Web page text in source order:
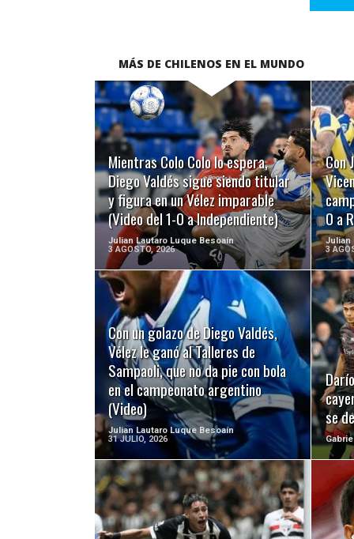
MÁS DE CHILENOS EN EL MUNDO
Mientras Colo Colo lo espera,
Diego Valdés sigue siendo titular
y figura en un Vélez imparable
(Video del 1-0 a Independiente)
Julian Lautaro Luque Besoaín
3 AGOSTO, 2026
LEER MÁS
Con
0 a
Julian
3
Con un golazo de Diego Valdés,
Vélez le ganó al Talleres de
Sampaoli, que no da pie con bola
en el campeonato argentino
(Video)
Julian Lautaro Luque Besoaín
31 JULIO, 2026
LEER MÁS
se